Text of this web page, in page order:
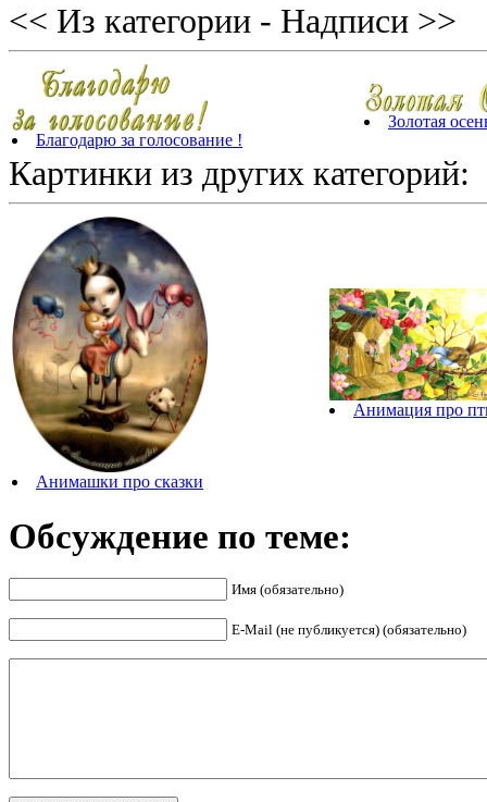
<< Из категории - Надписи >>
Благодарю за голосование !
Золотая
Картинки из других категорий:
Анимашки про сказки
Анимация про
Обсуждение по теме:
Имя (обязательно)
E-Mail (не публикуется) (обязательно)